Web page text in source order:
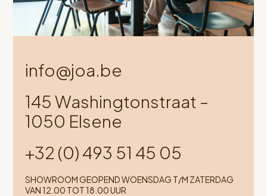
info@joa.be
145 Washingtonstraat –
1050 Elsene
+32 (0) 493 51 45 05
SHOWROOM GEOPEND WOENSDAG T/M ZATERDAG
VAN 12.00 TOT 18.00 UUR